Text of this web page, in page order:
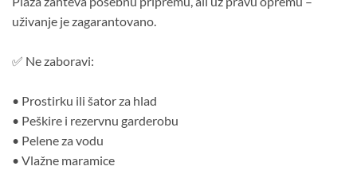
uživanje je zagarantovano.
✅ Ne zaboravi:
• Prostirku ili šator za hlad
• Peškire i rezervnu garderobu
• Pelene za vodu
• Vlažne maramice